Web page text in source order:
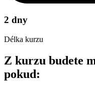
2 dny
Délka kurzu
Z kurzu budete
pokud: